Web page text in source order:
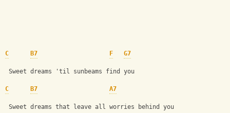
C B7 F G7
Sweet dreams 'til sunbeams find you
C B7 A7
Sweet dreams that leave all worries behind you